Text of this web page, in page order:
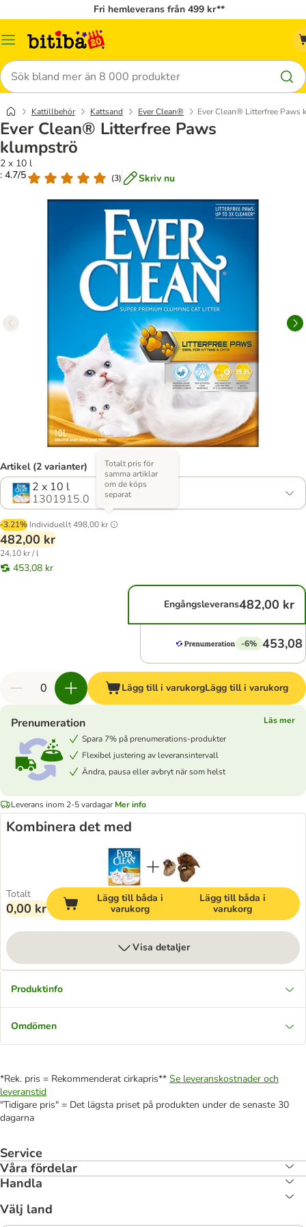
Fri hemleverans från 499 kr**
Meny
Sök
Kattillbehör Kattsand Ever Clean® Ever Clean® Litterfree Paws
Ever Clean® Litterfree Paws
klumpströ
2 x 10 l
: 4.7/5
(3) Skriv nu
Artikel (2 varianter)
2 x 10 l
1301915.0
-3.21% Individuellt498,00 kr
Totalt pris för
samma artiklar
om de köps
separat
482,00 kr
24,10 kr / l
453,08 kr
Engångsleverans482,00 kr
-6% 453,08
Lägg till i varukorgLägg till i varukorg
Prenumeration
Läs mer
Spara 7% på prenumerations-produkter
Flexibel justering av leveransintervall
Ändra, pausa eller avbryt när som helst
Leverans inom 2-5 vardagar Mer info
Kombinera det med
Totalt
0,00 kr
Lägg till båda i
varukorg
Lägg till båda i
varukorg
Visa detaljer
Produktinfo
Omdömen
*Rek. pris = Rekommenderat cirkapris** Se leveranskostnader och
leveranstid
"Tidigare pris" = Det lägsta priset på produkten under de senaste 30
dagarna
Service
Våra fördelar
Handla
Välj land